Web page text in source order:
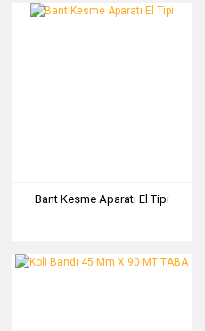
Bant Kesme Aparatı El Tipi